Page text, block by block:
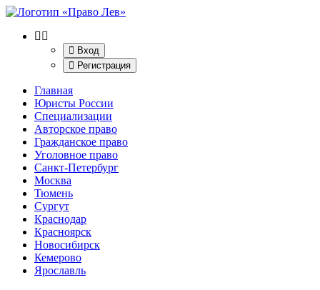
Вход
Регистрация
Главная
Юристы России
Специализации
Авторское право
Гражданское право
Уголовное право
Санкт-Петербург
Москва
Тюмень
Сургут
Краснодар
Красноярск
Новосибирск
Кемерово
Ярославль